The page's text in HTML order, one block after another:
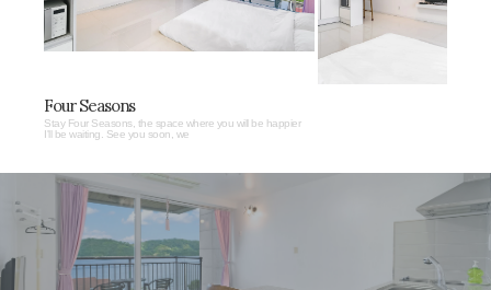
Four Seasons
Stay Four Seasons, the space where you will be happier
I'll be waiting. See you soon, we